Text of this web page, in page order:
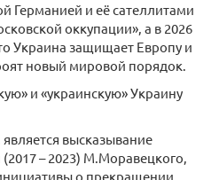
Германией и её сателлитами
оккупации», а в 2026
Украина защищает Европу и
новый мировой порядок.
и «украинскую» Украину
высказывание
– 2023) М.Моравецкого,
о прекращении